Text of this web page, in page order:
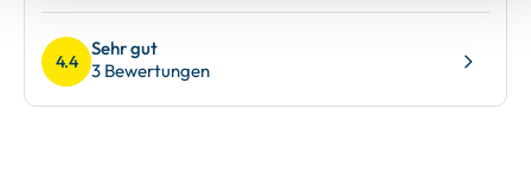
4.4
Sehr gut
3 Bewertungen